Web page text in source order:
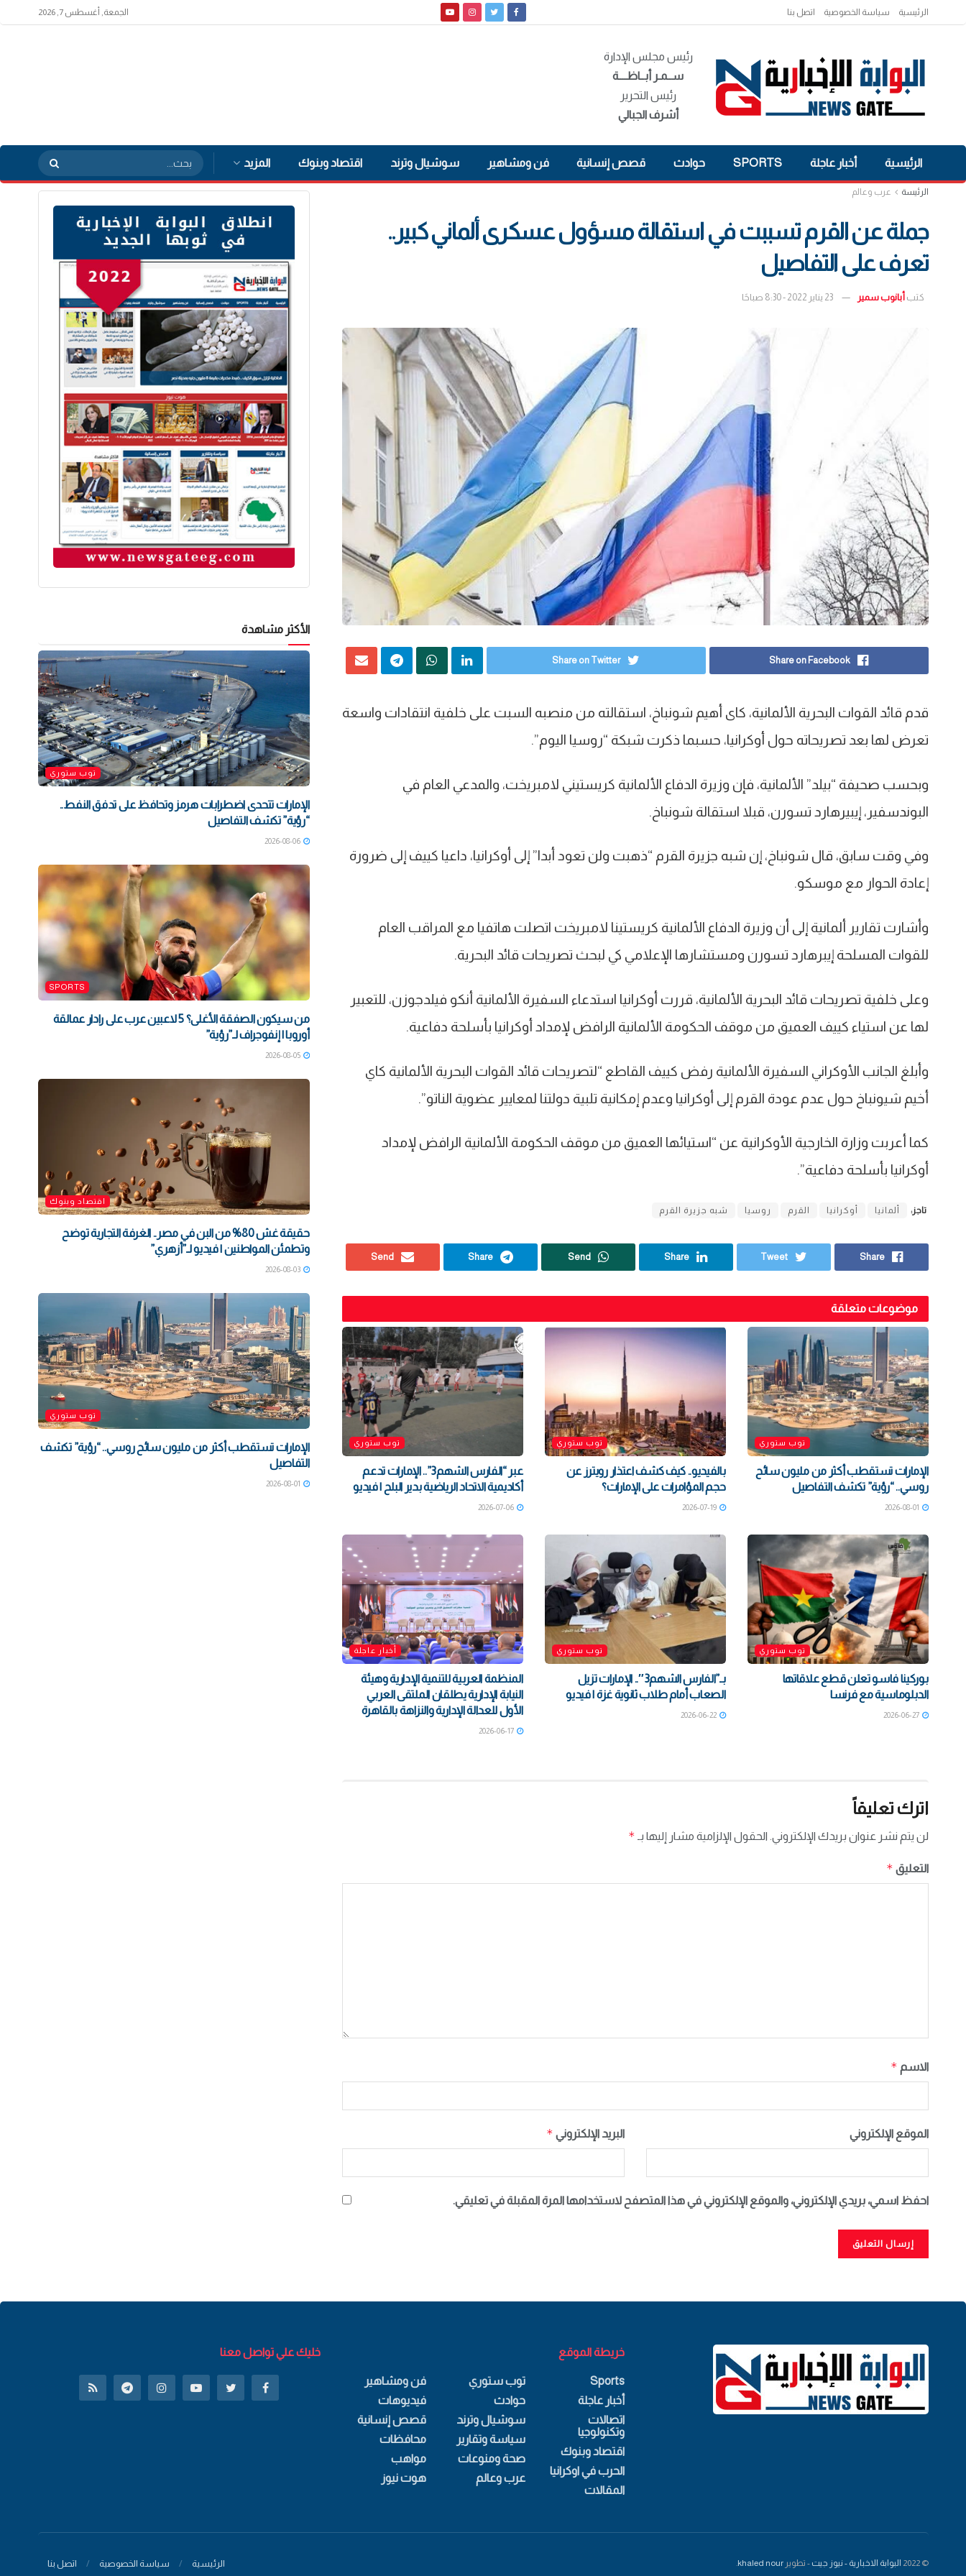
الرئيسية سياسة الخصوصية اتصل بنا الجمعة, أغسطس 7, 2026
رئيس مجلس الإدارة
ســمـر أبــاظــــة
رئيس التحرير
أشرف الجبالي
الرئيسية أخبار عاجلة SPORTS حوادث قصص إنسانية فن ومشاهير سوشيال وترند اقتصاد وبنوك المزيد
الرئيسة عرب وعالم
جملة عن القرم تسببت في استقالة مسؤول عسكرى ألماني كبير..
تعرف على التفاصيل
كتب أبانوب سمير 23 يناير 2022 - 8:30 صباحًا
Share on Facebook
Share on Twitter
قدم قائد القوات البحرية الألمانية، كاى أهيم شونباخ، استقالته من منصبه السبت على خلفية انتقادات واسعة
تعرض لها بعد تصريحاته حول أوكرانيا، حسبما ذكرت شبكة “روسيا اليوم”.
وبحسب صحيفة “بيلد” الألمانية، فإن وزيرة الدفاع الألمانية كريستيني لامبريخت، والمدعي العام في
البوندسفير، إيبيرهارد تسورن، قبلا استقالة شونباخ.
وفي وقت سابق، قال شونباخ، إن شبه جزيرة القرم “ذهبت ولن تعود أبدا” إلى أوكرانيا، داعيا كييف إلى ضرورة
إعادة الحوار مع موسكو.
وأشارت تقارير ألمانية إلى أن وزيرة الدفاع الألمانية كريستينا لامبريخت اتصلت هاتفيا مع المراقب العام
للقوات المسلحة إيبرهارد تسورن ومستشارها الإعلامي كي لبحث تصريحات قائد البحرية.
وعلى خلفية تصريحات قائد البحرية الألمانية، قررت أوكرانيا استدعاء السفيرة الألمانية أنكو فيلدجوزن، للتعبير
لها عن استياء كييف العميق من موقف الحكومة الألمانية الرافض لإمداد أوكرانيا بأسلحة دفاعية.
وأبلغ الجانب الأوكراني السفيرة الألمانية رفض كييف القاطع “لتصريحات قائد القوات البحرية الألمانية كاي
أخيم شيونباخ حول عدم عودة القرم إلى أوكرانيا وعدم إمكانية تلبية دولتنا لمعايير عضوية الناتو”.
كما أعربت وزارة الخارجية الأوكرانية عن “استيائها العميق من موقف الحكومة الألمانية الرافض لإمداد
أوكرانيا بأسلحة دفاعية”.
تاجز: ألمانيا أوكرانيا القرم روسيا شبه جزيرة القرم
Share
Tweet
Share
Send
Share
Send
موضوعات متعلقة
توب ستوري
الإمارات تستقطب أكثر من مليون سائح
روسي.. “رؤية” تكشف التفاصيل
توب ستوري
بالفيديو.. كيف كشف اعتذار رويترز عن
حجم المؤامرات على الإمارات؟
2026-07-19
توب ستوري
‏عبر “الفارس الشهم3”.. الإمارات تدعم
أكاديمية الاتحاد الرياضية بدير البلح | فيديو
2026-07-06
توب ستوري
بوركينا فاسو تعلن قطع علاقاتها
الدبلوماسية مع فرنسا
2026-06-27
توب ستوري
بـ”الفارس الشهم3″.. الإمارات تزيل
الصعاب أمام طلاب ثانوية غزة | فيديو
2026-06-22
أخبار عاجلة
المنظمة العربية للتنمية الإدارية وهيئة
النيابة الإدارية يطلقان الملتقى العربي
الأول للعدالة الإدارية والنزاهة بالقاهرة
2026-06-17
اترك تعليقاً
لن يتم نشر عنوان بريدك الإلكتروني. الحقول الإلزامية مشار إليها بـ *
التعليق *
الاسم *
البريد الإلكتروني * الموقع الإلكتروني
احفظ اسمي، بريدي الإلكتروني، والموقع الإلكتروني في هذا المتصفح لاستخدامها المرة المقبلة في تعليقي.
الأكثر مشاهدة
توب ستوري
الإمارات تتحدى اضطرابات هرمز وتحافظ على تدفق النفط..
“رؤية” تكشف التفاصيل
2026-08-06
SPORTS
من سيكون الصفقة الأغلى؟ 5 لاعبين عرب على رادار عمالقة
أوروبا | إنفوجراف لـ”رؤية”
2026-08-05
اقتصاد وبنوك
حقيقة غش 80% من البن في مصر.. الغرفة التجارية توضح
وتطمئن المواطنين | فيديو لـ”أزهري”
2026-08-03
توب ستوري
الإمارات تستقطب أكثر من مليون سائح روسي.. “رؤية” تكشف
التفاصيل
خريطة الموقع
Sports
أخبار عاجلة
اتصالات
وتكنولوجيا
اقتصاد وبنوك
الحرب في اوكرانيا
المقالات
توب ستوري
حوادث
سوشيال وترند
سياسة وتقارير
صحة ومنوعات
عرب وعالم
فن ومشاهير
فيديوهات
قصص إنسانية
محافظات
مواهب
هوت نيوز
خليك علي تواصل معنا
الرئيسية سياسة الخصوصية اتصل بنا © 2022 البوابة الاخبارية - نيوز جيت - تطويرkhaled nour
.